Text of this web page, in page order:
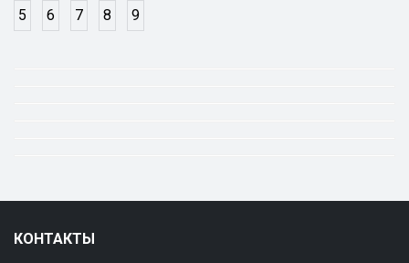
5 6 7 8 9
КОНТАКТЫ